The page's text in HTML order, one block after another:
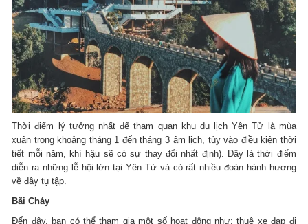
Thời điểm lý tưởng nhất để tham quan khu du lịch Yên Tử là mùa
xuân trong khoảng tháng 1 đến tháng 3 âm lịch, tùy vào điều kiện thời
tiết mỗi năm, khí hậu sẽ có sự thay đổi nhất định). Đây là thời điểm
diễn ra những lễ hội lớn tại Yên Tử và có rất nhiều đoàn hành hương
về đây tụ tập.
Bãi Cháy
Đến đây, bạn có thể tham gia một số hoạt động như: thuê xe đạp đi